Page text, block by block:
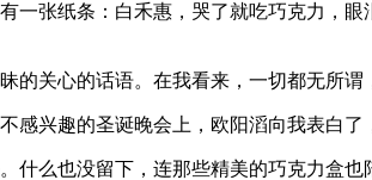
张纸条：白禾惠，哭了就吃巧克力，
关心的话语。在我看来，一切都无所谓
兴趣的圣诞晚会上，欧阳滔向我表白了
么也没留下，连那些精美的巧克力盒也